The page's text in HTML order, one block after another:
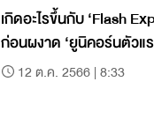
เกิดอะไรขึ้นกับ ‘Flash
ก่อนผงาด ‘ยูนิคอร์นตัวแ
12 ต.ค. 2566 | 8:33